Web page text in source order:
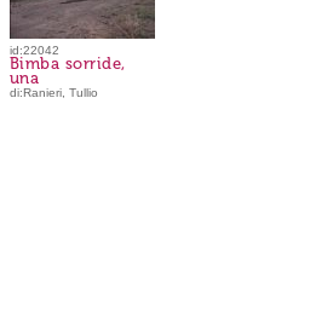
id:22042
Bimba sorride,
una
di:Ranieri, Tullio